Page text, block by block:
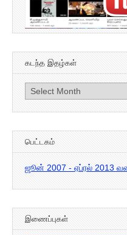
கடந்த இதழ்கள்
கடந்த
இதழ்கள்
பெட்டகம்
ஜூன் 2007 - ஏப்ரல் 2013
இணைப்புகள்